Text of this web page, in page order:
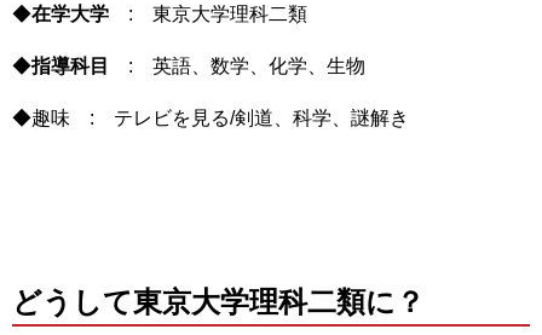
◆在学大学 : 東京大学理科二類
◆指導科目 : 英語、数学、化学、生物
◆趣味 : テレビを見る/剣道、科学、謎解き
どうして東京大学理科二類に？